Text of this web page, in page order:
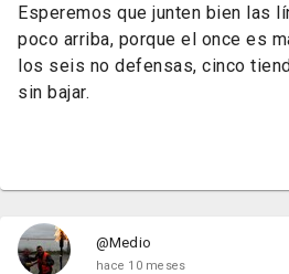
Esperemos que junten bien las
poco arriba, porque el once es
los seis no defensas, cinco
sin bajar.
@Medio
hace 10 meses